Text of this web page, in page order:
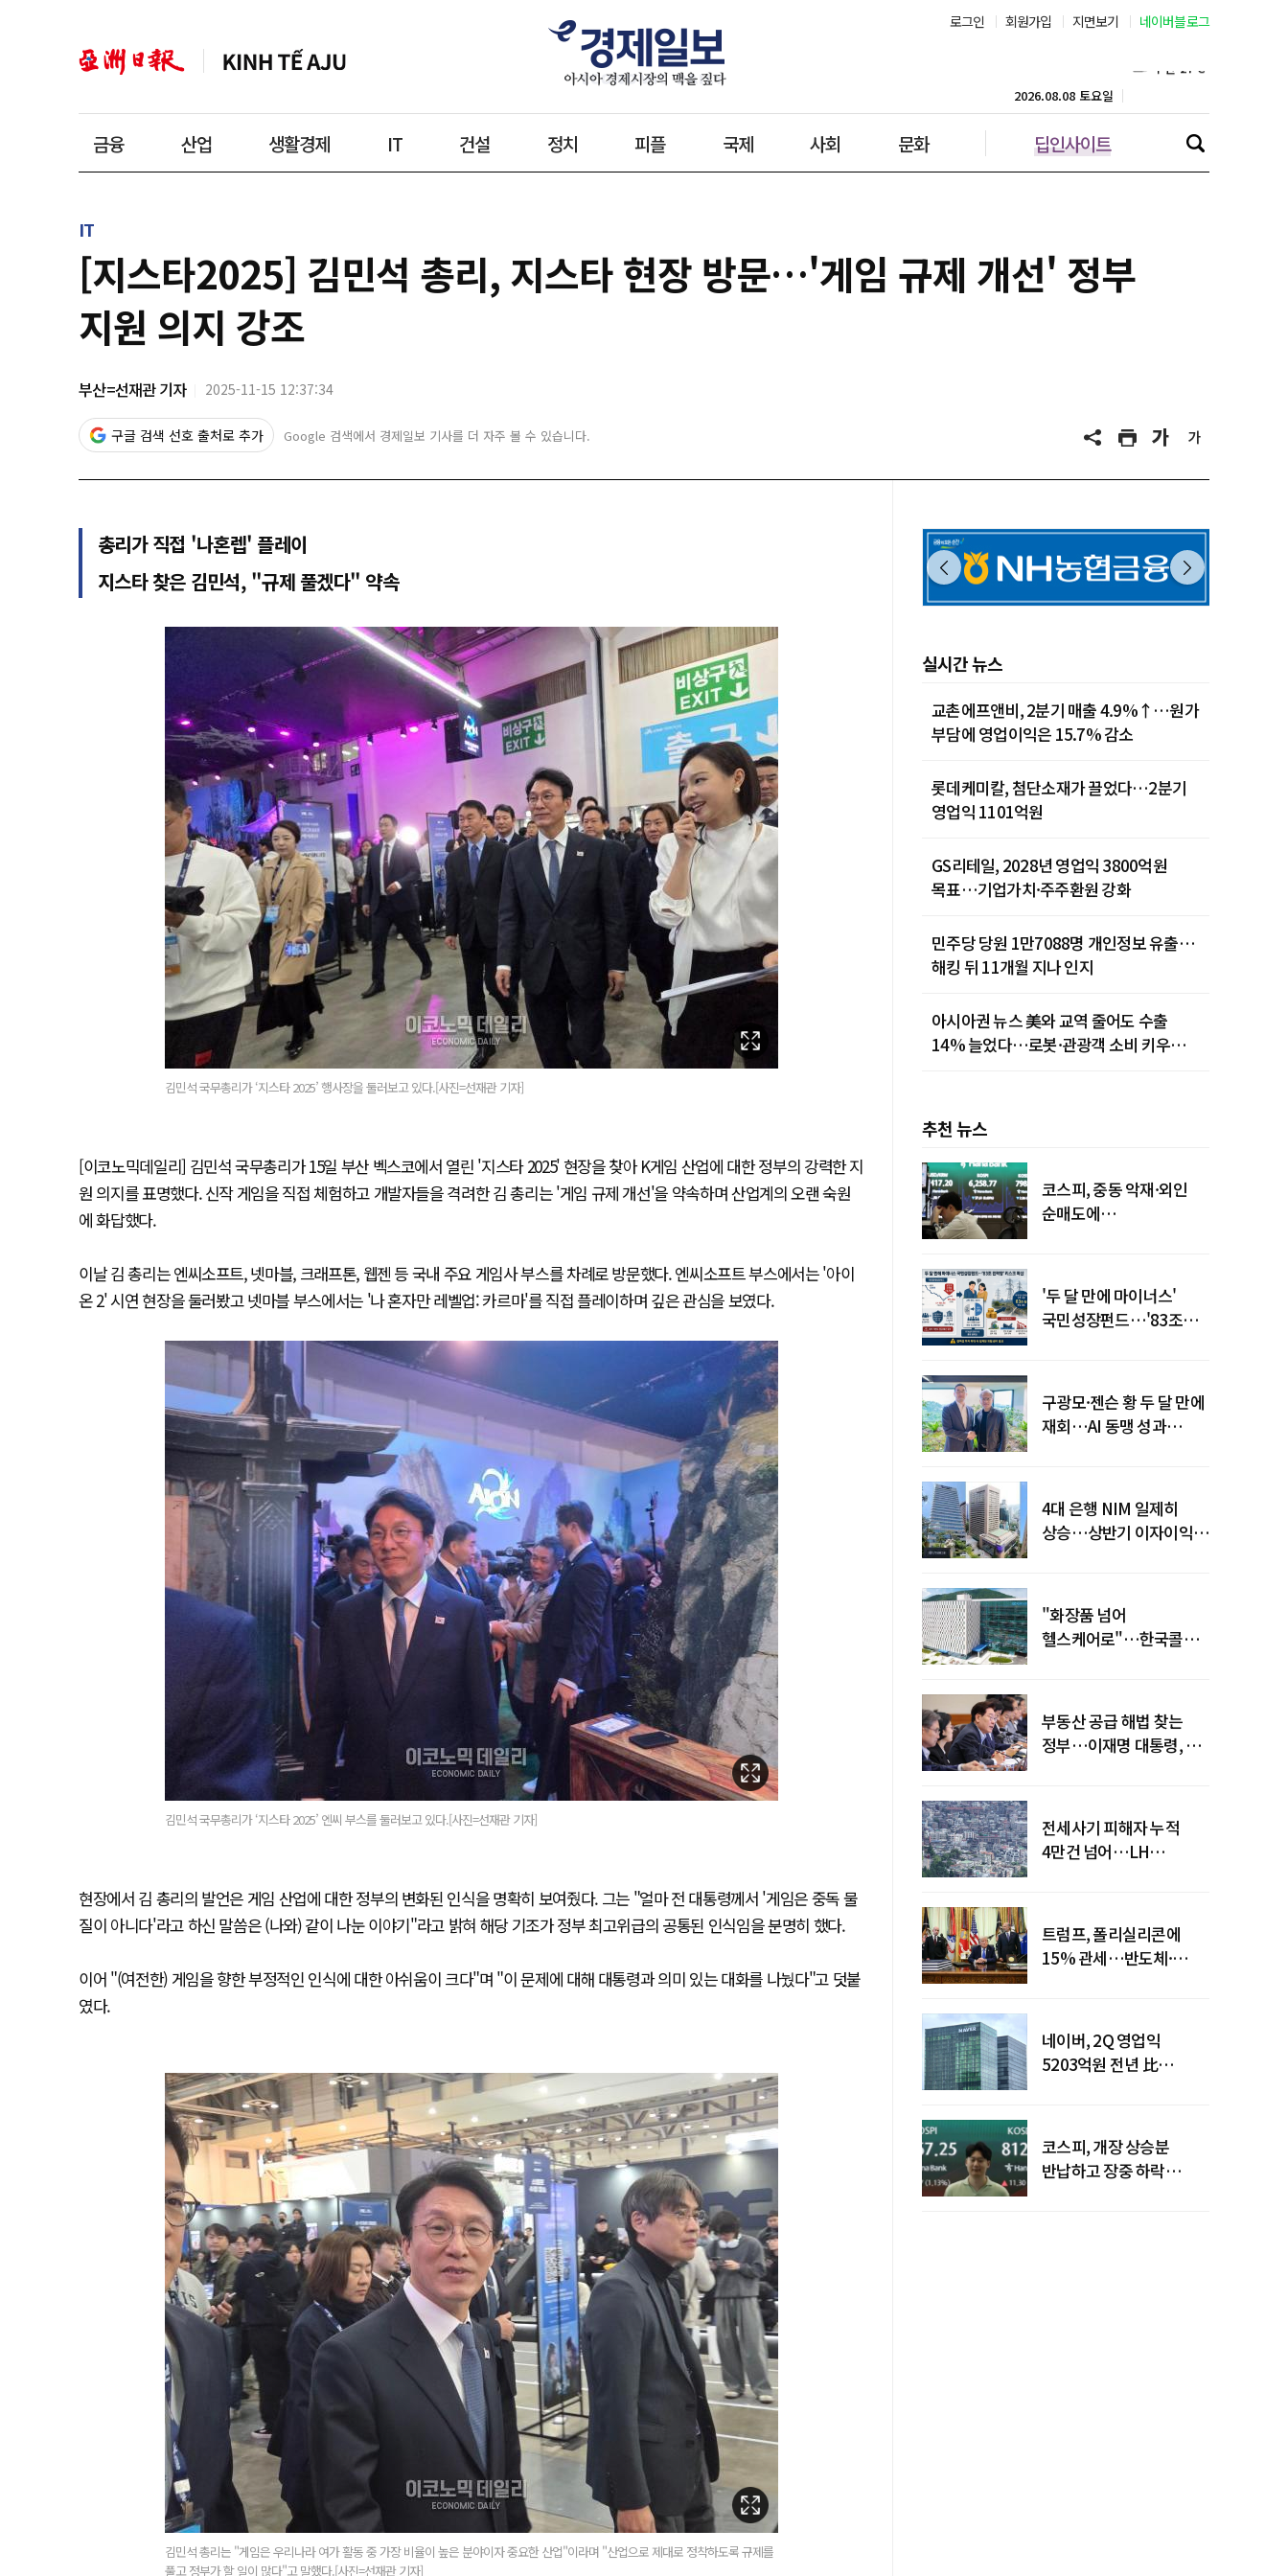
로그인 회원가입 지면보기 네이버블로그
금융 산업 생활경제 IT 건설 정치 피플 국제 사회 문화 딥인사이트
2026.08.08 토요일
인천 28˚C
IT
[지스타2025] 김민석 총리, 지스타 현장 방문…'게임 규제 개선' 정부
지원 의지 강조
부산=선재관 기자 2025-11-15 12:37:34
구글 검색 선호 출처로 추가 Google 검색에서 경제일보 기사를 더 자주 볼 수 있습니다.
총리가 직접 '나혼렙' 플레이
지스타 찾은 김민석, "규제 풀겠다" 약속
김민석 국무총리가 ‘지스타 2025’ 행사장을 둘러보고 있다.[사진=선재관 기자]
[이코노믹데일리] 김민석 국무총리가 15일 부산 벡스코에서 열린 '지스타 2025' 현장을 찾아 K게임 산업에 대한 정부의 강력한 지
원 의지를 표명했다. 신작 게임을 직접 체험하고 개발자들을 격려한 김 총리는 '게임 규제 개선'을 약속하며 산업계의 오랜 숙원
에 화답했다.
이날 김 총리는 엔씨소프트, 넷마블, 크래프톤, 웹젠 등 국내 주요 게임사 부스를 차례로 방문했다. 엔씨소프트 부스에서는 '아이
온 2' 시연 현장을 둘러봤고 넷마블 부스에서는 '나 혼자만 레벨업: 카르마'를 직접 플레이하며 깊은 관심을 보였다.
김민석 국무총리가 ‘지스타 2025’ 엔씨 부스를 둘러보고 있다.[사진=선재관 기자]
현장에서 김 총리의 발언은 게임 산업에 대한 정부의 변화된 인식을 명확히 보여줬다. 그는 "얼마 전 대통령께서 '게임은 중독 물
질이 아니다'라고 하신 말씀은 (나와) 같이 나눈 이야기"라고 밝혀 해당 기조가 정부 최고위급의 공통된 인식임을 분명히 했다.
이어 "(여전한) 게임을 향한 부정적인 인식에 대한 아쉬움이 크다"며 "이 문제에 대해 대통령과 의미 있는 대화를 나눴다"고 덧붙
였다.
김민석 총리는 "게임은 우리나라 여가 활동 중 가장 비율이 높은 분야이자 중요한 산업"이라며 "산업으로 제대로 정착하도록 규제를
풀고 정부가 할 일이 많다"고 말했다.[사진=선재관 기자]
실시간 뉴스
교촌에프앤비, 2분기 매출 4.9%↑…원가
부담에 영업이익은 15.7% 감소
롯데케미칼, 첨단소재가 끌었다…2분기
영업익 1101억원
GS리테일, 2028년 영업익 3800억원
목표…기업가치·주주환원 강화
민주당 당원 1만7088명 개인정보 유출…
해킹 뒤 11개월 지나 인지
아시아권 뉴스 美와 교역 줄어도 수출
14% 늘었다…로봇·관광객 소비 키우는
추천 뉴스
코스피, 중동 악재·외인
순매도에
'두 달 만에 마이너스'
국민성장펀드…'83조
구광모·젠슨 황 두 달 만에
재회…AI 동맹 성과
4대 은행 NIM 일제히
상승…상반기 이자이익
"화장품 넘어
헬스케어로"…한국콜마,
부동산 공급 해법 찾는
정부…이재명 대통령, 2차
전세사기 피해자 누적
4만건 넘어…LH
트럼프, 폴리실리콘에
15% 관세…반도체·
네이버, 2Q 영업익
5203억원 전년 比
코스피, 개장 상승분
반납하고 장중 하락